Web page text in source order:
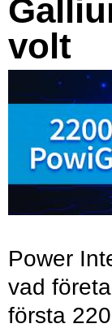
volt
Power
vad
första